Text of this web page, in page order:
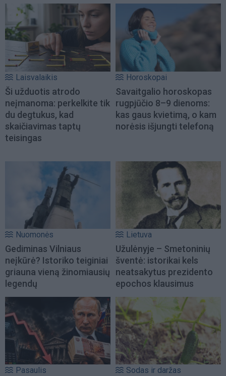
Laisvalaikis
Ši užduotis atrodo
neįmanoma: perkelkite tik
du degtukus, kad
skaičiavimas taptų
teisingas
Horoskopai
Savaitgalio horoskopas
rugpjūčio 8–9 dienoms:
kas gaus kvietimą, o kam
norėsis išjungti telefoną
Nuomonės
Gediminas Vilniaus
neįkūrė? Istoriko teiginiai
griauna vieną žinomiausių
legendų
Lietuva
Užulėnyje – Smetoninių
šventė: istorikai kels
neatsakytus prezidento
epochos klausimus
Pasaulis Sodas ir daržas